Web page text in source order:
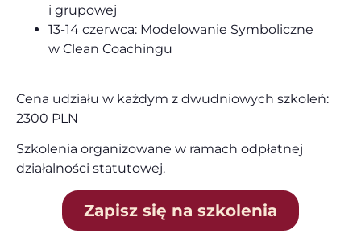
i grupowej
13-14 czerwca: Modelowanie Symboliczne
w Clean Coachingu
Cena udziału w każdym z dwudniowych szkoleń:
2300 PLN
Szkolenia organizowane w ramach odpłatnej
działalności statutowej.
Zapisz się na szkolenia